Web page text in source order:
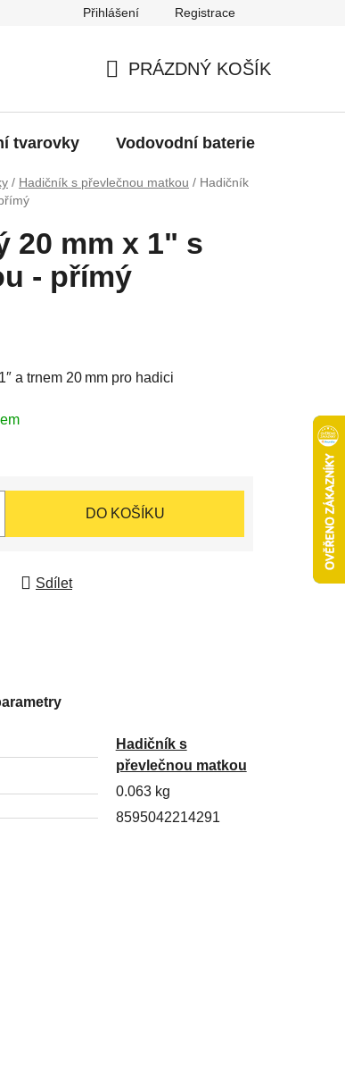
Přihlášení Registrace
KOŠÍK
PRÁZDNÝ KOŠÍK
tvarovky Vodovodní baterie
/ Hadičník s převlečnou matkou / Hadičník
20 mm x 1" s
- přímý
a trnem 20 mm pro hadici
DO KOŠÍKU
Sdílet
Hadičník s
převlečnou matkou
0.063 kg
8595042214291